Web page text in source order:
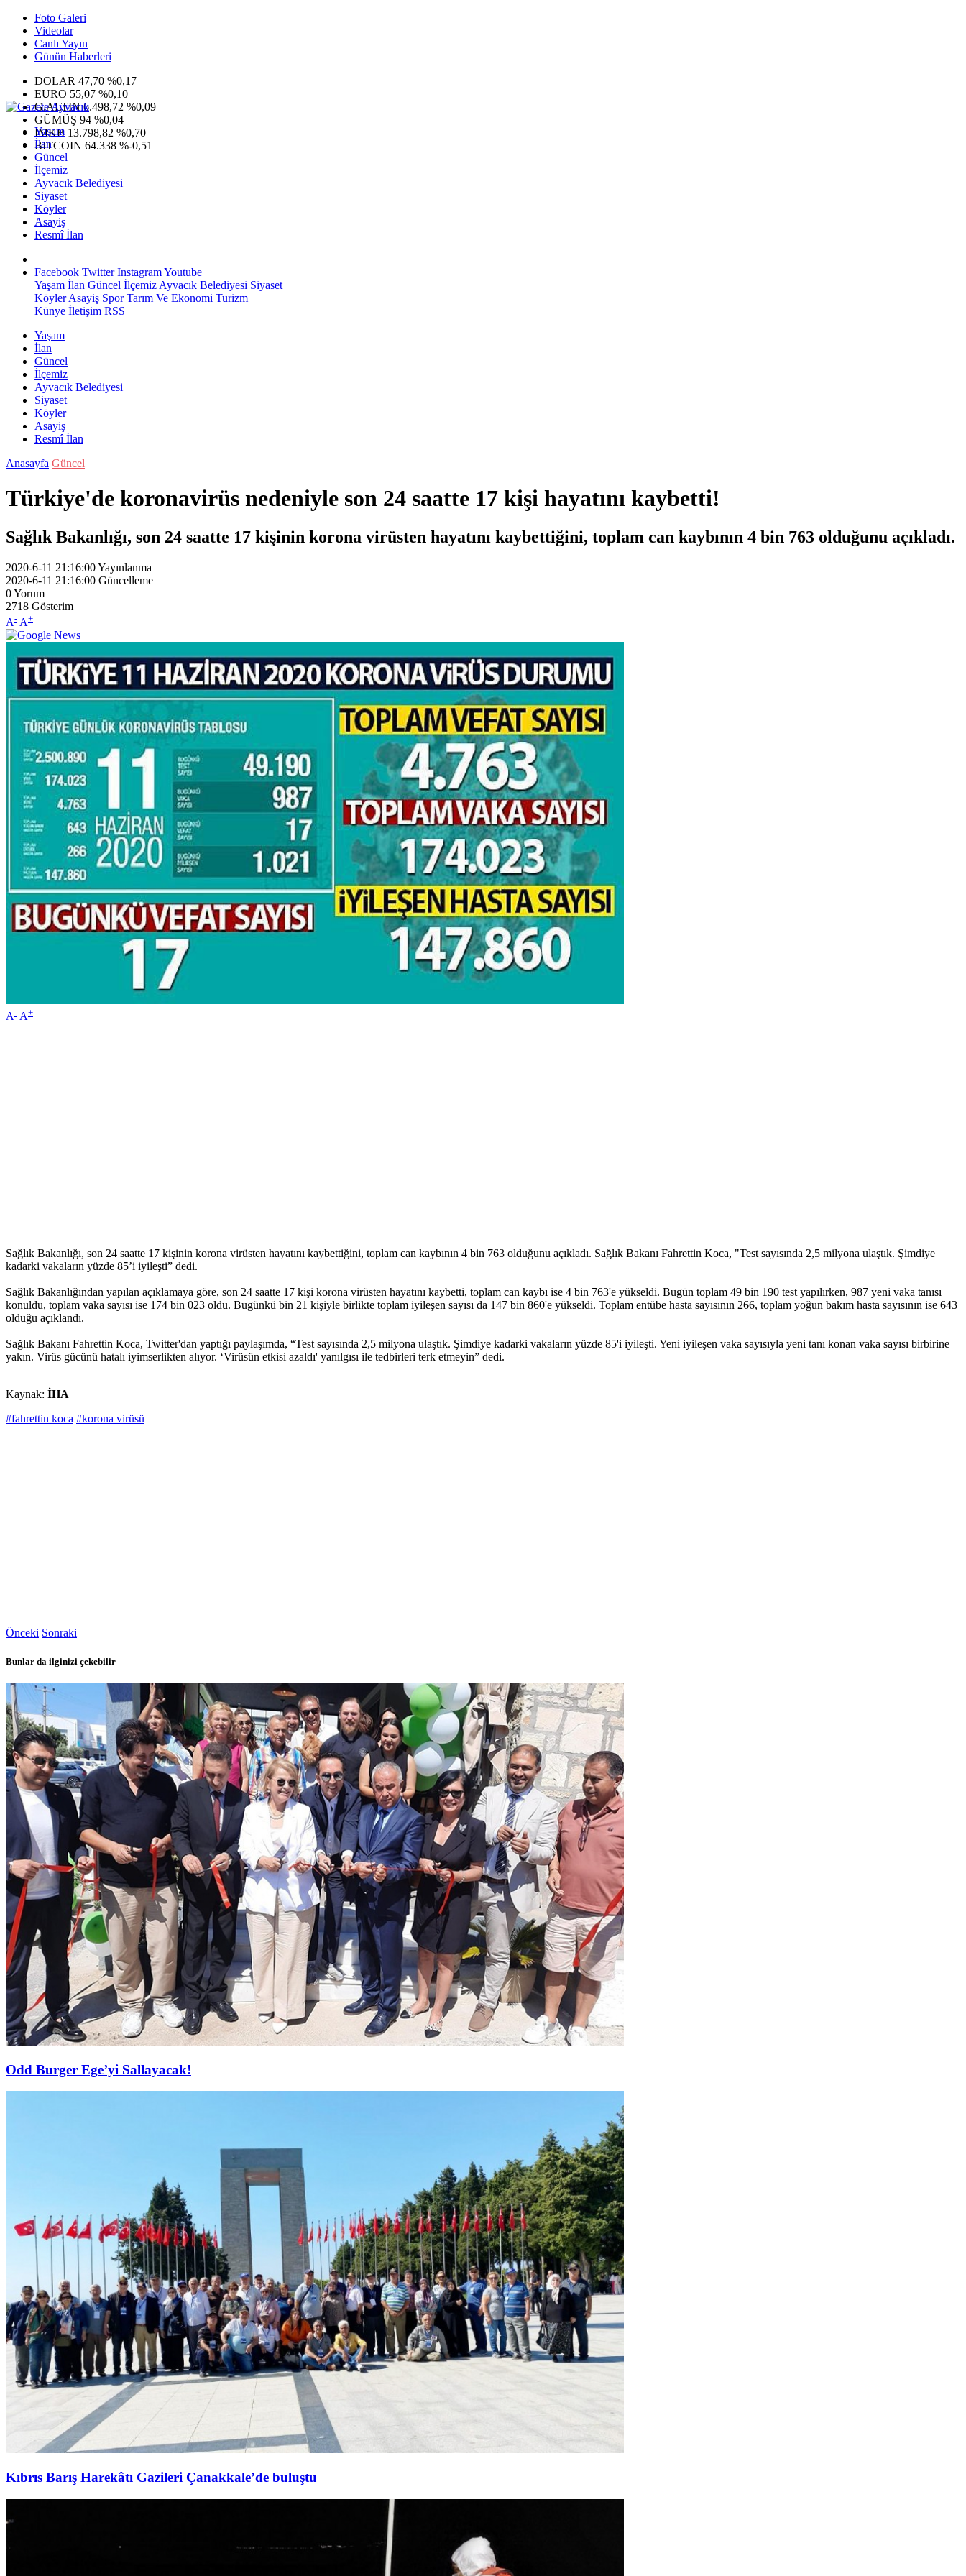
Foto Galeri
Videolar
Canlı Yayın
Günün Haberleri
DOLAR 47,70 %0,17
EURO 55,07 %0,10
G.ALTIN6.498,72 %0,09
GÜMÜŞ 94 %0,04
IMKB 13.798,82 %0,70
BITCOIN 64.338 %-0,51
Yaşam
İlan
Güncel
İlçemiz
Ayvacık Belediyesi
Siyaset
Köyler
Asayiş
Resmî İlan
Facebook Twitter InstagramYoutube
Yaşam İlan Güncel İlçemiz Ayvacık Belediyesi Siyaset
KöylerAsayiş SporTarım Ve Ekonomi Turizm
Künye İletişim RSS
Yaşam
İlan
Güncel
İlçemiz
Ayvacık Belediyesi
Siyaset
Köyler
Asayiş
Resmî İlan
Anasayfa Güncel
Türkiye'de koronavirüs nedeniyle son 24 saatte 17 kişi hayatını kaybetti!
Sağlık Bakanlığı, son 24 saatte 17 kişinin korona virüsten hayatını kaybettiğini, toplam can kaybının 4 bin 763 olduğunu açıkladı.
2020-6-11 21:16:00Yayınlanma
2020-6-11 21:16:00 Güncelleme
0Yorum
2718 Gösterim
A- A+
A- A+
Sağlık Bakanlığı, son 24 saatte 17 kişinin korona virüsten hayatını kaybettiğini, toplam can kaybının 4 bin 763 olduğunu açıkladı. Sağlık Bakanı Fahrettin Koca, "Test sayısında 2,5 milyona ulaştık. Şimdiye
kadarki vakaların yüzde 85’i iyileşti” dedi.
Sağlık Bakanlığından yapılan açıklamaya göre, son 24 saatte 17 kişi korona virüsten hayatını kaybetti, toplam can kaybı ise 4 bin 763'e yükseldi. Bugün toplam 49 bin 190 test yapılırken, 987 yeni vaka tanısı
konuldu, toplam vaka sayısı ise 174 bin 023 oldu. Bugünkü bin 21 kişiyle birlikte toplam iyileşen sayısı da 147 bin 860'e yükseldi. Toplam entübe hasta sayısının 266, toplam yoğun bakım hasta sayısının ise 643
olduğu açıklandı.
Sağlık Bakanı Fahrettin Koca, Twitter'dan yaptığı paylaşımda, “Test sayısında 2,5 milyona ulaştık. Şimdiye kadarki vakaların yüzde 85'i iyileşti. Yeni iyileşen vaka sayısıyla yeni tanı konan vaka sayısı birbirine
yakın. Virüs gücünü hatalı iyimserlikten alıyor. ‘Virüsün etkisi azaldı' yanılgısı ile tedbirleri terk etmeyin” dedi.
Kaynak: İHA
#fahrettin koca #korona virüsü
Önceki Sonraki
Bunlar da ilginizi çekebilir
Odd Burger Ege’yi Sallayacak!
Kıbrıs Barış Harekâtı Gazileri Çanakkale’de buluştu